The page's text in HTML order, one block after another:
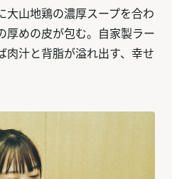
大山地鶏の濃厚スープを合わ
厚めの皮が包む。自家製ラー
肉汁と背脂が溢れ出す、幸せ